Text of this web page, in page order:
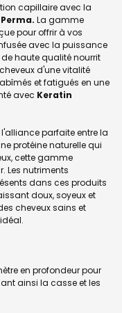
capillaire avec la
La gamme
pour offrir à vos
avec la puissance
haute qualité nourrit
d'une vitalité
et fatigués en une
avec Keratin
l'alliance parfaite entre la
protéine naturelle qui
cette gamme
Les nutriments
dans ces produits
doux, soyeux et
cheveux sains et
en profondeur pour
ainsi la casse et les